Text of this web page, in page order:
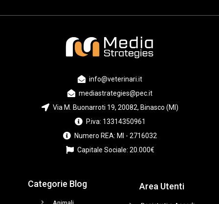
info@veterinari.it
mediastrategies@pec.it
Via M. Buonarroti 19, 20082, Binasco (MI)
P.iva: 13314350961
Numero REA: MI - 2716032
Capitale Sociale: 20.000€
Categorie Blog Area Utenti